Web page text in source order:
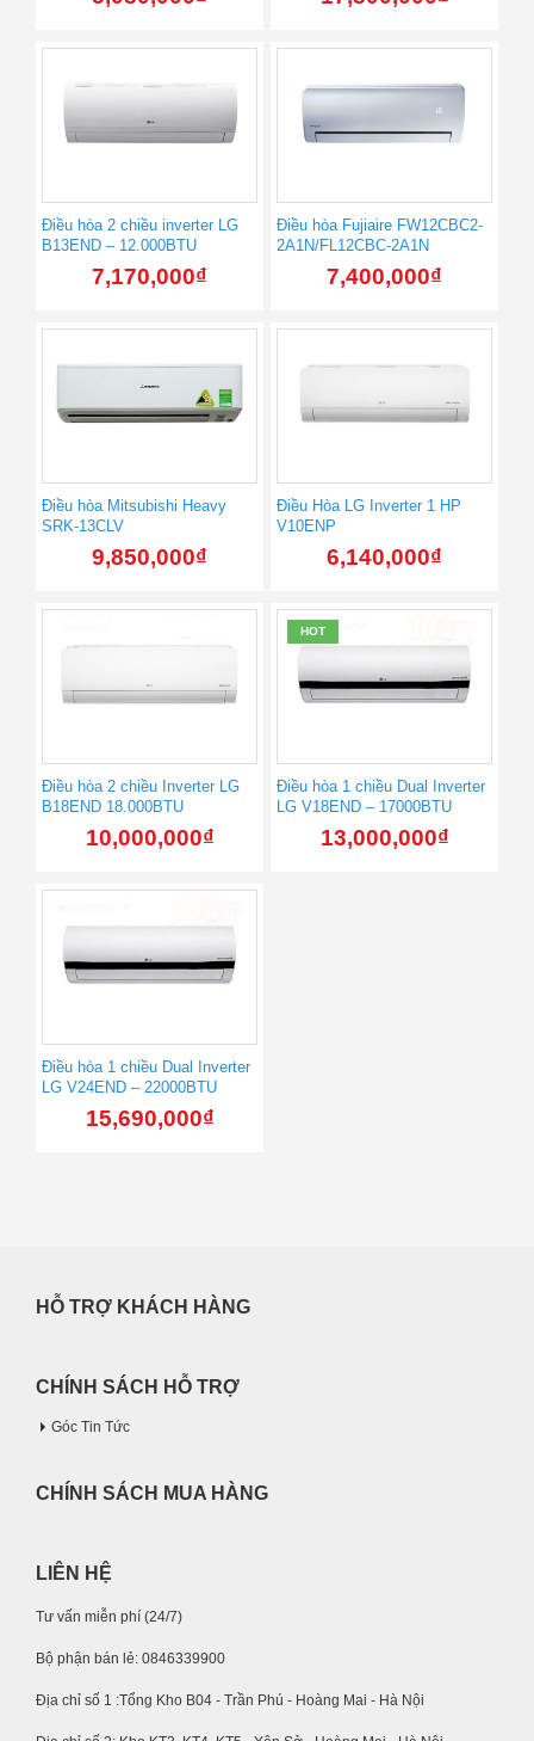
Điều hòa 2 chiều inverter LG
B13END – 12.000BTU
7,170,000₫
Điều hòa Fujiaire FW12CBC2-
2A1N/FL12CBC-2A1N
7,400,000₫
Điều hòa Mitsubishi Heavy
SRK-13CLV
9,850,000₫
Điều Hòa LG Inverter 1 HP
V10ENP
6,140,000₫
Điều hòa 2 chiều Inverter LG
B18END 18.000BTU
10,000,000₫
HOT
Điều hòa 1 chiều Dual Inverter
LG V18END – 17000BTU
13,000,000₫
Điều hòa 1 chiều Dual Inverter
LG V24END – 22000BTU
15,690,000₫
HỖ TRỢ KHÁCH HÀNG
CHÍNH SÁCH HỖ TRỢ
Góc Tin Tức
CHÍNH SÁCH MUA HÀNG
LIÊN HỆ
Tư vấn miễn phí (24/7)
Bộ phận bán lẻ: 0846339900
Địa chỉ số 1 :Tổng Kho B04 - Trần Phú - Hoàng Mai - Hà Nội